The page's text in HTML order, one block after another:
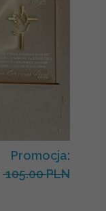
Promocja:
105.00 PLN